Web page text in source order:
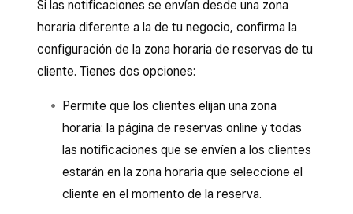
Si las notificaciones se envían desde una zona
horaria diferente a la de tu negocio, confirma la
configuración de la zona horaria de reservas de tu
cliente. Tienes dos opciones:
Permite que los clientes elijan una zona
horaria: la página de reservas online y todas
las notificaciones que se envíen a los clientes
estarán en la zona horaria que seleccione el
cliente en el momento de la reserva.